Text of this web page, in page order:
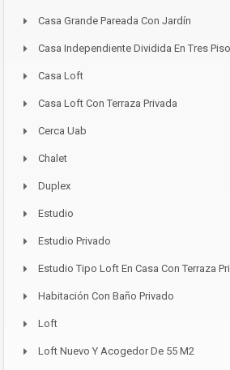
Casa Grande Pareada Con Jardín
Casa Independiente Dividida En Tres
Casa Loft
Casa Loft Con Terraza Privada
Cerca Uab
Chalet
Duplex
Estudio
Estudio Privado
Estudio Tipo Loft En Casa Con Terraza
Habitación Con Baño Privado
Loft
Loft Nuevo Y Acogedor De 55 M2